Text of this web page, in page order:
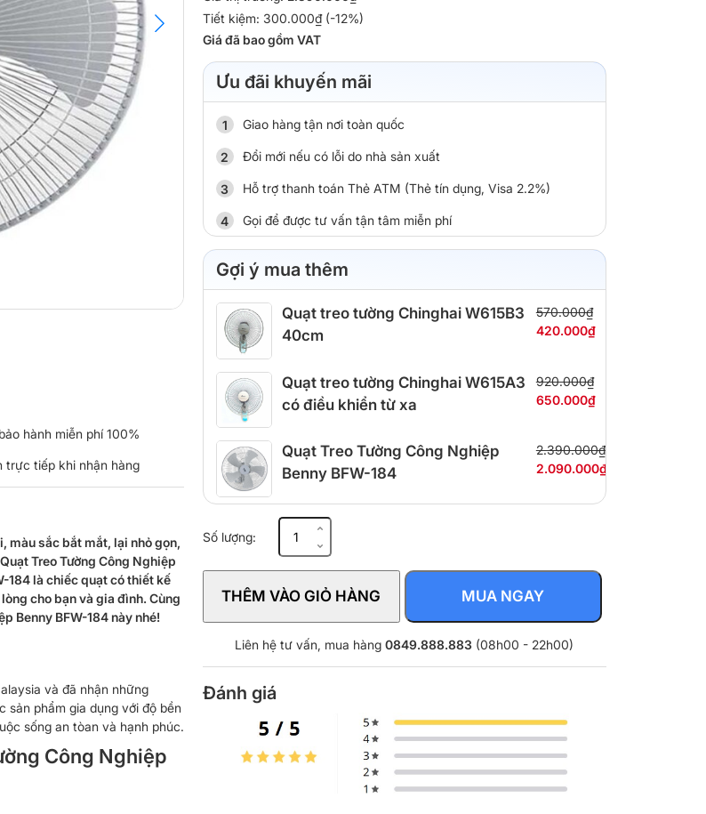
hành miễn phí 100%
trực tiếp khi nhận hàng
màu sắc bắt mắt, lại nhỏ gọn,
Treo Tường Công Nghiệp
184 là chiếc quạt có thiết kế
cho bạn và gia đình. Cùng
Benny BFW-184 này nhé!
và đã nhận những
sản phẩm gia dụng với độ bền
sống an tòan và hạnh phúc.
Công Nghiệp
Tiết kiệm: 300.000₫ (-12%)
Giá đã bao gồm VAT
Ưu đãi khuyến mãi
Giao hàng tận nơi toàn quốc
Đổi mới nếu có lỗi do nhà sản xuất
Hỗ trợ thanh toán Thẻ ATM (Thẻ tín dụng, Visa 2.2%)
Gọi để được tư vấn tận tâm miễn phí
Gợi ý mua thêm
Quạt treo tường Chinghai W615B3
40cm
570.000₫
420.000₫
Quạt treo tường Chinghai W615A3
có điều khiển từ xa
920.000₫
650.000₫
Quạt Treo Tường Công Nghiệp
Benny BFW-184
2.390.000₫
2.090.000₫
Số lượng:
Quạt
Treo
Nghiệp
Benny
BFW-
184
lượng
THÊM VÀO GIỎ HÀNG MUA NGAY
Liên hệ tư vấn, mua hàng 0849.888.883 (08h00 - 22h00)
Đánh giá